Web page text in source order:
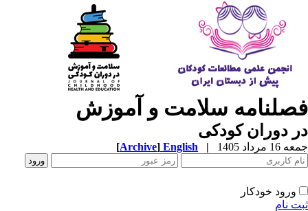
سلامت و آموزش
دوران کودکی
مرداد 1405 |
English
[Archive]
ورود خودکار
نام